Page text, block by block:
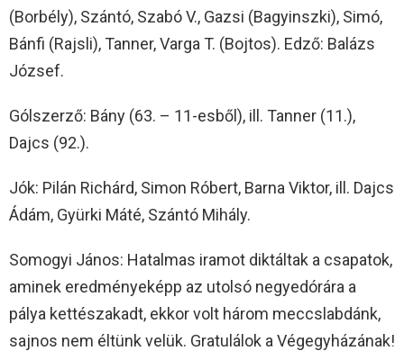
(Borbély), Szántó, Szabó V., Gazsi (Bagyinszki), Simó,
Bánfi (Rajsli), Tanner, Varga T. (Bojtos). Edző: Balázs
József.
Gólszerző: Bány (63. – 11-esből), ill. Tanner (11.),
Dajcs (92.).
Jók: Pilán Richárd, Simon Róbert, Barna Viktor, ill. Dajcs
Ádám, Gyürki Máté, Szántó Mihály.
Somogyi János: Hatalmas iramot diktáltak a csapatok,
aminek eredményeképp az utolsó negyedórára a
pálya kettészakadt, ekkor volt három meccslabdánk,
sajnos nem éltünk velük. Gratulálok a Végegyházának!